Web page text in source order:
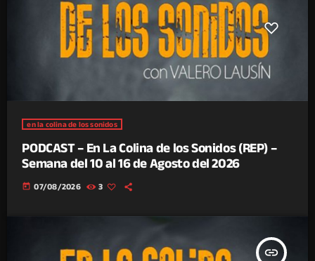
en la colina de los sonidos
PODCAST – En La Colina de los Sonidos (REP) –
Semana del 10 al 16 de Agosto del 2026
today 07/08/2026 3
insert_link